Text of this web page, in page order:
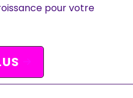
pour votre